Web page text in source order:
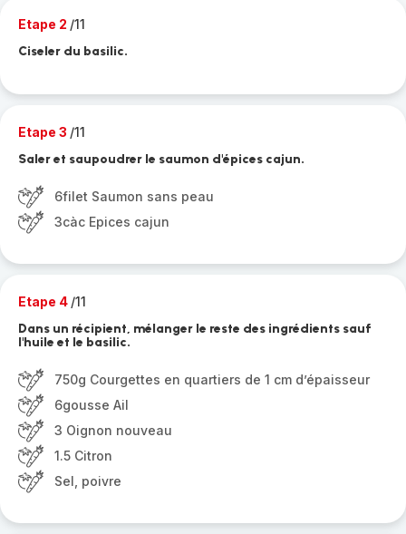
Etape 2 /11
Ciseler du basilic.
Etape 3 /11
Saler et saupoudrer le saumon d'épices cajun.
6filet Saumon sans peau
3càc Epices cajun
Etape 4 /11
Dans un récipient, mélanger le reste des ingrédients sauf
l'huile et le basilic.
750g Courgettes en quartiers de 1 cm d’épaisseur
6gousse Ail
3 Oignon nouveau
1.5 Citron
Sel, poivre